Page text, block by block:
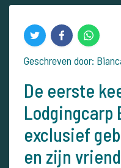
Geschreven door:
De eerste
Lodgingcarp
exclusief
en zijn